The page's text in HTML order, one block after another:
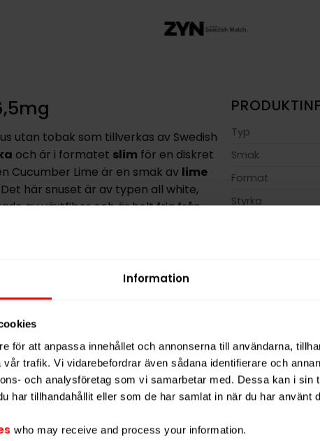
Information
för att anpassa innehållet och annonserna till användarna,
trafik. Vi vidarebefordrar även sådana identifierare och
och analysföretag som vi samarbetar med. Dessa kan i sin
har tillhandahållit eller som de har samlat in när du har använt
who may receive and process your information.
utan tobak som tillverkas av Swedish
och är i formatet slim för en diskret
Cucumber Lime är en smak av lime
Det här snuset är av typen all white,
av växtfiber och är helt fria från
en lägre rinnighet, som ger en
ZYN Slim Cucumber Lime finns 21
Nikotinstyrkan är normal med cirka
nikotinprodukter med olika smaker
på 2 av 4.
(E460), fuktighetsbevarande medel
E500, E509), nikotin,
och eukalyptusolja.
Typ
Smak
Format
Styrka
Vikt per portion
Varumärke
Tillverkare